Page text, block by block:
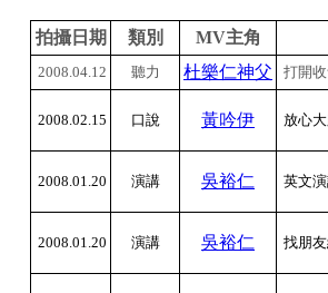
拍攝日期 類別 MV主角
2008.04.12 聽力 杜樂仁神父 打開
2008.02.15 口說 黃吟伊 放心
2008.01.20 演講 吳裕仁 英文
2008.01.20 演講 吳裕仁 找朋